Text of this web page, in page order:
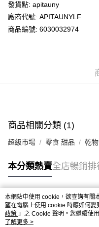
WeChat Pay
送貨方式
每筆HK$50.00，滿
UNY 門市自取
發貨點: apitauny
廠商代號: APITAUNYLF
商品編號: 6030032974
商品相關分類 (1)
超級市場 零食 甜品 乾
本分類熱賣全店暢銷排
熱門標籤
熱銷排行
本網站中使用 cookie，欲查詢有關
望在電腦上使用 cookie 時應如何
政策 」之 Cookie 聲明。您繼續使
條款之 Cookie 聲明使用 cookie。
了解更多 >